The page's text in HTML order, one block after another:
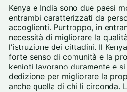
Kenya e India sono due paesi
entrambi caratterizzati da
accoglienti. Purtroppo, in
necessità di migliorare la
l'istruzione dei cittadini. Il
forte senso di comunità e la
kenioti lavorano duramente e
dedizione per migliorare la
anche quella di chi li circonda.